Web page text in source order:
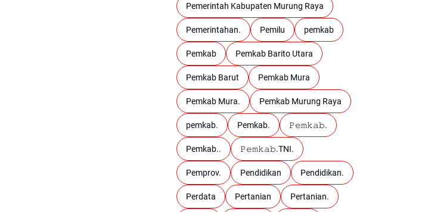
Pemerintah Kabupaten Murung Raya
Pemerintahan. Pemilu pemkab
Pemkab Pemkab Barito Utara
Pemkab Barut Pemkab Mura
Pemkab Mura. Pemkab Murung Raya
pemkab. Pemkab. 𝙿𝚎𝚖𝚔𝚊𝚋.
Pemkab.. 𝙿𝚎𝚖𝚔𝚊𝚋.TNI.
Pemprov. Pendidikan Pendidikan.
Perdata Pertanian Pertanian.